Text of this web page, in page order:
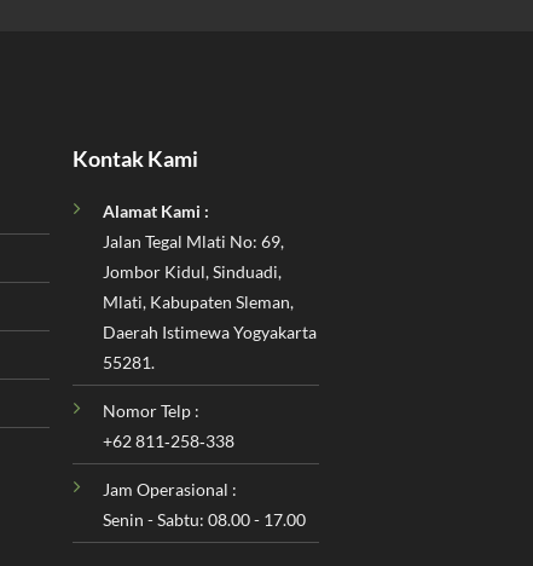
Kontak Kami
Alamat Kami :
Jalan Tegal Mlati No: 69,
Jombor Kidul, Sinduadi,
Mlati, Kabupaten Sleman,
Daerah Istimewa Yogyakarta
55281.
Nomor Telp :
‪+62 811‑258‑338‬
Jam Operasional :
Senin - Sabtu: 08.00 - 17.00